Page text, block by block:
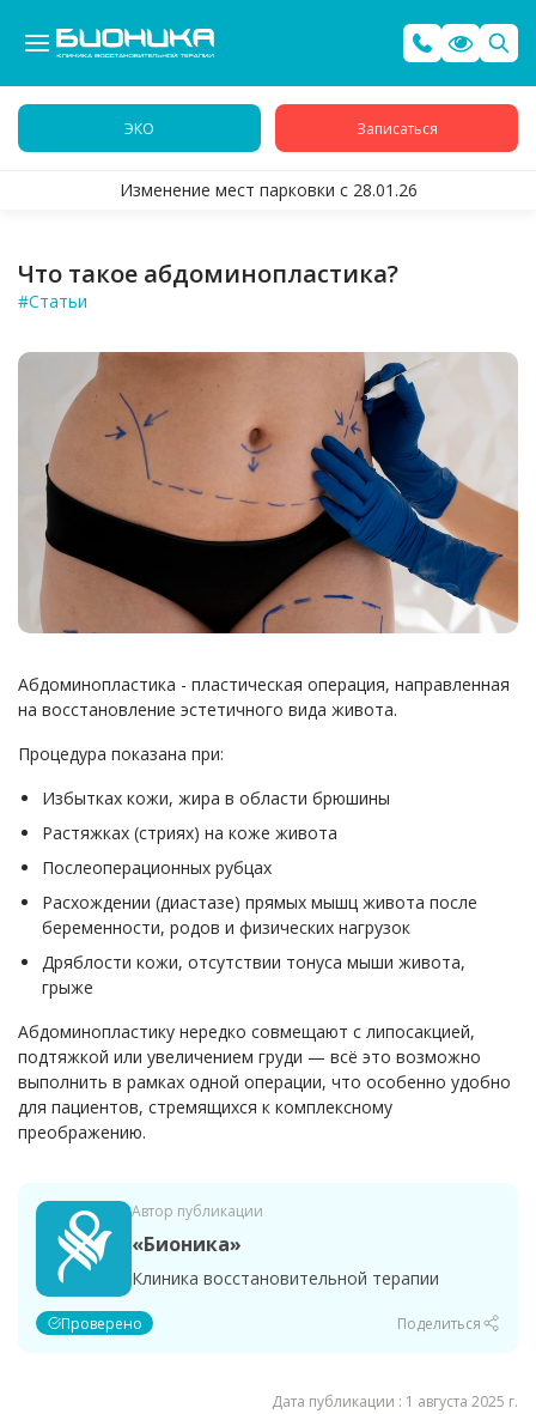
ЭКО Записаться
Изменение мест парковки с 28.01.26
Что такое абдоминопластика?
#Статьи
Абдоминопластика - пластическая операция, направленная
на восстановление эстетичного вида живота.
Процедура показана при:
Избытках кожи, жира в области брюшины
Растяжках (стриях) на коже живота
Послеоперационных рубцах
Расхождении (диастазе) прямых мышц живота после
беременности, родов и физических нагрузок
Дряблости кожи, отсутствии тонуса мыши живота,
грыже
Абдоминопластику нередко совмещают с липосакцией,
подтяжкой или увеличением груди — всё это возможно
выполнить в рамках одной операции, что особенно удобно
для пациентов, стремящихся к комплексному
преображению.
Автор публикации
«Бионика»
Клиника восстановительной терапии
Проверено Поделиться
Дата публикации : 1 августа 2025 г.